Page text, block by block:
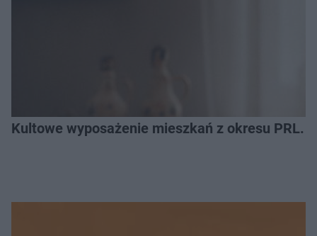
Kultowe wyposażenie mieszkań z okresu PRL.